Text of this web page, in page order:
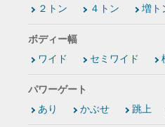
２トン
４トン 増ト
ボディー幅
ワイド
セミワイド
パワーゲート
あり
かぶせ 跳上